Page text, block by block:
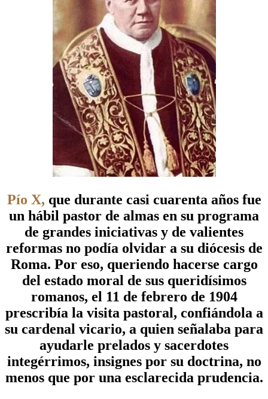
Pío X, que durante casi cuarenta años fue
un hábil pastor de almas en su programa
de grandes iniciativas y de valientes
reformas no podía olvidar a su diócesis de
Roma. Por eso, queriendo hacerse cargo
del estado moral de sus queridísimos
romanos, el 11 de febrero de 1904
prescribía la visita pastoral, confiándola a
su cardenal vicario, a quien señalaba para
ayudarle prelados y sacerdotes
integérrimos, insignes por su doctrina, no
menos que por una esclarecida prudencia.